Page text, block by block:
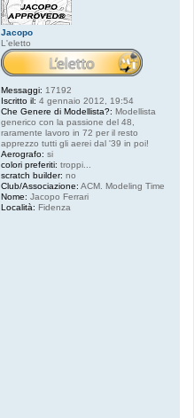
Jacopo
L'eletto
Messaggi: 17192
Iscritto il: 4 gennaio 2012, 19:54
Che Genere di Modellista?: Modellista
generico con la passione del 48,
raramente lavoro in 72 per il resto
apprezzo tutti gli aerei dal '39 in poi!
Aerografo: si
colori preferiti: troppi...
scratch builder: no
Club/Associazione: ACM. Modeling Time
Nome: Jacopo Ferrari
Località: Fidenza